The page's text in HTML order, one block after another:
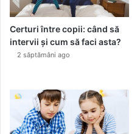
Certuri între copii: când să
intervii și cum să faci asta?
2 săptămâni ago